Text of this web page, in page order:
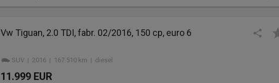
Vw Tiguan, 2.0 TDI, fabr. 02/2016, 150 cp, euro 6
SUV | 2016 | 167.510 km | diesel
11.999 EUR